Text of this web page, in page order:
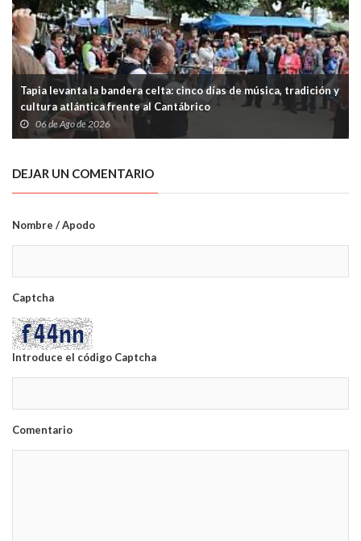
Tapia levanta la bandera celta: cinco días de música, tradición y
cultura atlántica frente al Cantábrico
06 de Ago de 2026
DEJAR UN COMENTARIO
Nombre / Apodo
Captcha
Introduce el código Captcha
Comentario